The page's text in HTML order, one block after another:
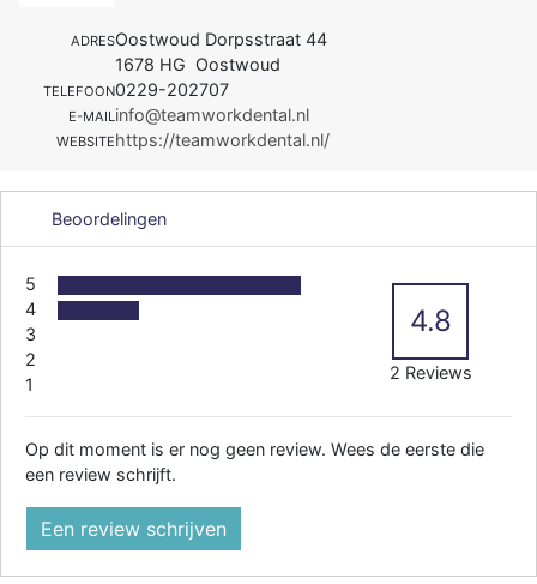
ADRESOostwoud Dorpsstraat 44
1678 HG Oostwoud
TELEFOON0229-202707
E-MAIL info@teamworkdental.nl
WEBSITEhttps://teamworkdental.nl/
Beoordelingen
5
4
3
2
1
4.8
2 Reviews
Op dit moment is er nog geen review. Wees de eerste die
een review schrijft.
Een review schrijven